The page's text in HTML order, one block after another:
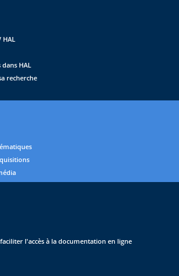
HAL
HAL
recherche
l'accès à la documentation en ligne